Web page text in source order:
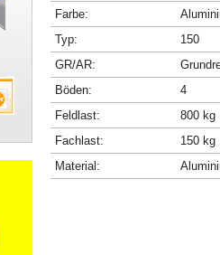
Farbe:
Typ:
150
GR/AR:
Böden:
4
Feldlast:
800 kg
Fachlast:
150 kg
Material: